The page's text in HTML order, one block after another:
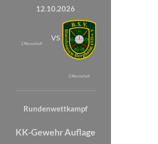
12.10.2026
2. Mannschaft
vs
2. Mannschaft
Rundenwettkampf
KK-Gewehr Auflage